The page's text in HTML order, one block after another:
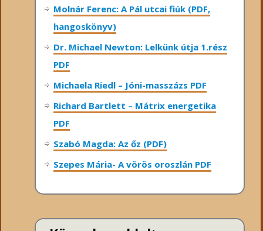
Molnár Ferenc: A Pál utcai fiúk (PDF,
hangoskönyv)
Dr. Michael Newton: Lelkünk útja 1.rész
PDF
Michaela Riedl – Jóni-masszázs PDF
Richard Bartlett – Mátrix energetika
PDF
Szabó Magda: Az őz (PDF)
Szepes Mária- A vörös oroszlán PDF